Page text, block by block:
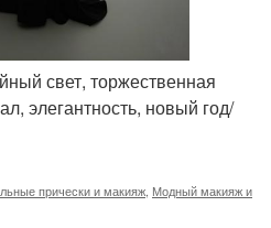
свет, торжественная
элегантность, новый год/
прически и макияж, Модный макияж и